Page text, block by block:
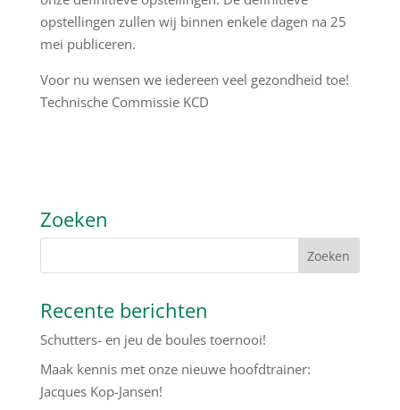
opstellingen zullen wij binnen enkele dagen na 25
mei publiceren.
Voor nu wensen we iedereen veel gezondheid toe!
Technische Commissie KCD
Zoeken
Recente berichten
Schutters- en jeu de boules toernooi!
Maak kennis met onze nieuwe hoofdtrainer:
Jacques Kop-Jansen!